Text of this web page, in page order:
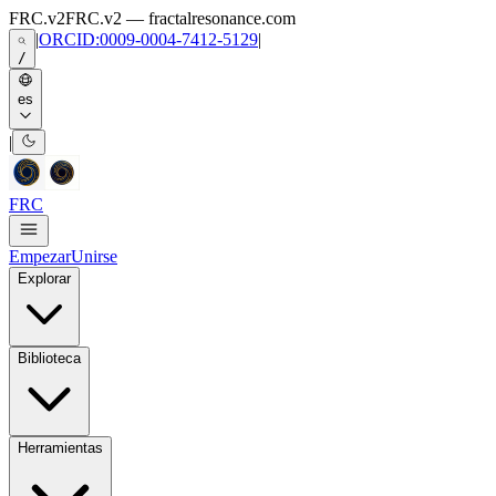
Skip to main content
FRC.v2FRC.v2 — fractalresonance.com
/
|ORCID:0009-0004-7412-5129|
es
|
FRC
EmpezarUnirse
Explorar
Biblioteca
Herramientas